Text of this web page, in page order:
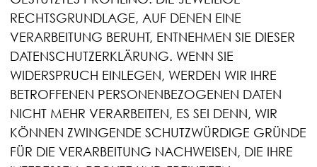
RECHTSGRUNDLAGE, AUF DENEN EINE
VERARBEITUNG BERUHT, ENTNEHMEN SIE DIESER
DATENSCHUTZERKLÄRUNG. WENN SIE
WIDERSPRUCH EINLEGEN, WERDEN WIR IHRE
BETROFFENEN PERSONENBEZOGENEN DATEN
NICHT MEHR VERARBEITEN, ES SEI DENN, WIR
KÖNNEN ZWINGENDE SCHUTZWÜRDIGE GRÜNDE
FÜR DIE VERARBEITUNG NACHWEISEN, DIE IHRE